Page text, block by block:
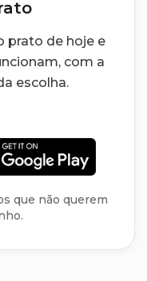
prato de hoje e
com a
escolha.
que não querem